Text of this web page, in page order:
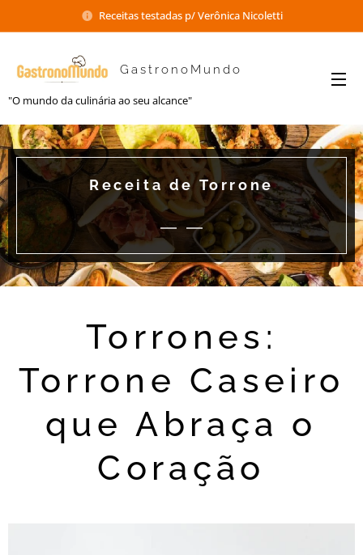
Receitas testadas p/ Verônica Nicoletti
GastronoMundo
"O mundo da culinária ao seu alcance"
Receita de Torrone
Torrones:
Torrone Caseiro
que Abraça o
Coração